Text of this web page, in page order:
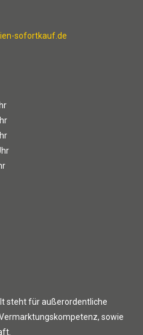
sofortkauf.de
steht für außerordentliche
sowie